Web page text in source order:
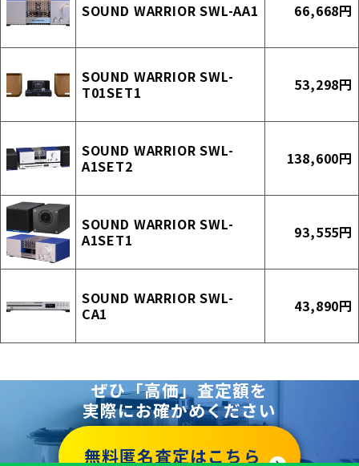
SOUND WARRIOR SWL-AA1 66,668円
SOUND WARRIOR SWL-
T01SET1
53,298円
SOUND WARRIOR SWL-
A1SET2
138,600円
SOUND WARRIOR SWL-
A1SET1
93,555円
SOUND WARRIOR SWL-
CA1
43,890円
ぜひ「高価」査定額を
実際にお確かめください
無料匿名査定はこちら